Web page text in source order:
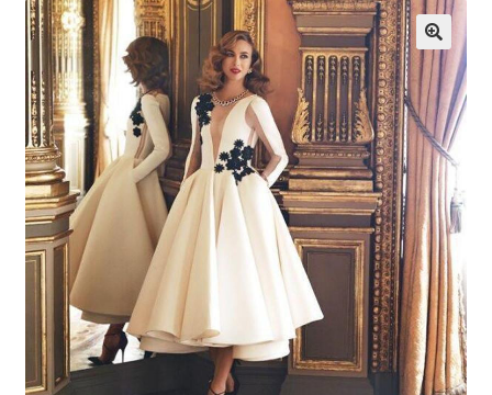
Контакты
Дом и сад
меню
Одежда
меню
Публикации